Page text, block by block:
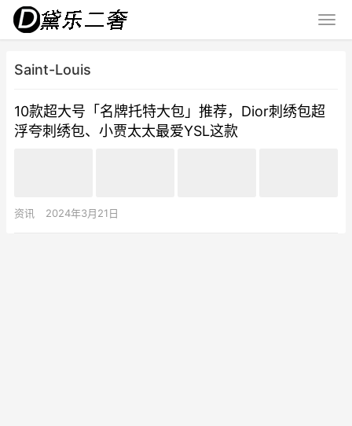
Saint-Louis
10款超大号「名牌托特大包」推荐，Dior刺绣包超
浮夸刺绣包、小贾太太最爱YSL这款
资讯 2024年3月21日